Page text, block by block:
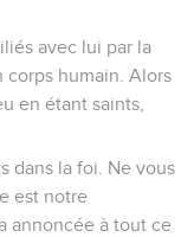
avec lui par la
corps humain. Alors
en étant saints,
dans la foi. Ne vous
est notre
annoncée à tout ce